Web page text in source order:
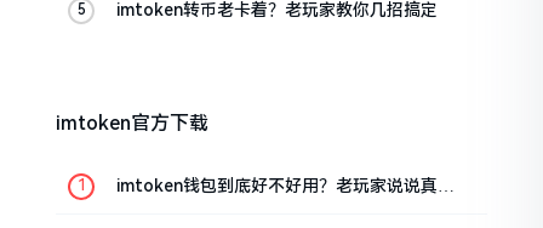
imtoken转币老卡着？老玩家教你几招搞定
imtoken官方下载
imtoken钱包到底好不好用？老玩家说说真实